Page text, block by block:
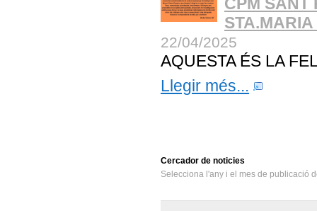
22/04/2025
AQUESTA ÉS LA
Llegir més...
Cercador de noticies
Selecciona l'any i el mes de publicació